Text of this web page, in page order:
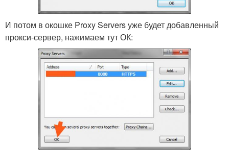
И потом в окошке Proxy Servers уже будет добавленный
прокси-сервер, нажимаем тут ОК: